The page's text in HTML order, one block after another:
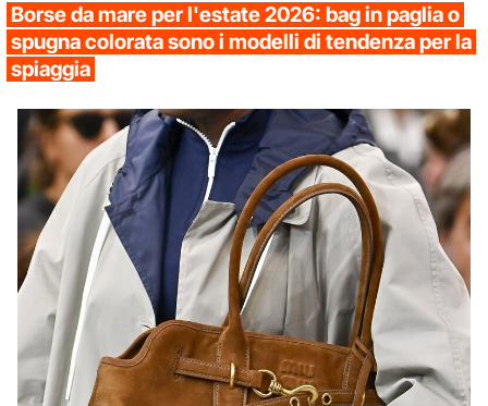
Borse da mare per l'estate 2026: bag in paglia o
spugna colorata sono i modelli di tendenza per la
spiaggia